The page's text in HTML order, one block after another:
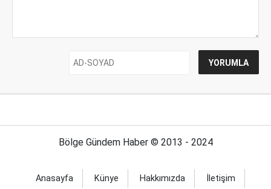
Bölge Gündem Haber © 2013 - 2024
Anasayfa Künye Hakkımızda
İletişim